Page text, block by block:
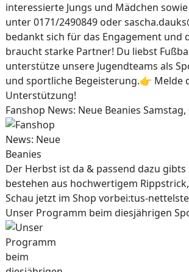
interessierte Jungs und Mädchen
unter 0171/2490849 oder
bedankt sich für das Engagement und
braucht starke Partner! Du liebst
unterstütze unsere Jugendteams als
und sportliche Begeisterung.👉 Melde
Unterstützung!
Fanshop News: Neue Beanies Samstag,
Der Herbst ist da & passend dazu
bestehen aus hochwertigem
Schau jetzt im Shop vorbei:tus-
Unser Programm beim diesjährigen